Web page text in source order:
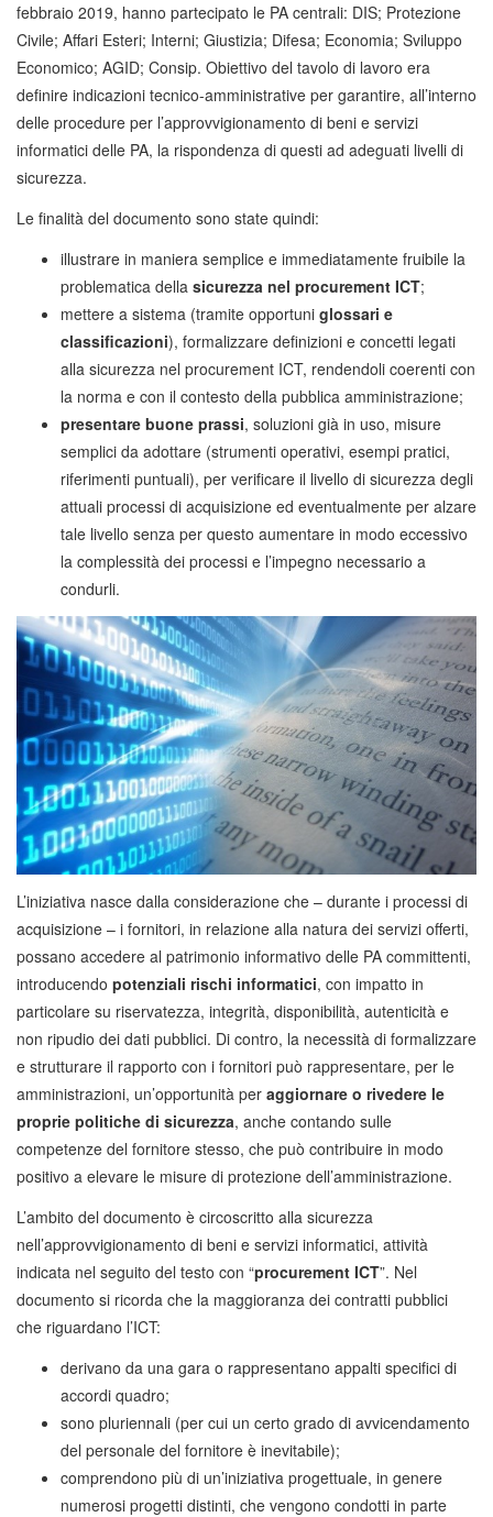
febbraio 2019, hanno partecipato le PA centrali: DIS; Protezione
Civile; Affari Esteri; Interni; Giustizia; Difesa; Economia; Sviluppo
Economico; AGID; Consip. Obiettivo del tavolo di lavoro era
definire indicazioni tecnico-amministrative per garantire, all’interno
delle procedure per l’approvvigionamento di beni e servizi
informatici delle PA, la rispondenza di questi ad adeguati livelli di
sicurezza.
Le finalità del documento sono state quindi:
illustrare in maniera semplice e immediatamente fruibile la
problematica della sicurezza nel procurement ICT;
mettere a sistema (tramite opportuni glossari e
classificazioni), formalizzare definizioni e concetti legati
alla sicurezza nel procurement ICT, rendendoli coerenti con
la norma e con il contesto della pubblica amministrazione;
presentare buone prassi, soluzioni già in uso, misure
semplici da adottare (strumenti operativi, esempi pratici,
riferimenti puntuali), per verificare il livello di sicurezza degli
attuali processi di acquisizione ed eventualmente per alzare
tale livello senza per questo aumentare in modo eccessivo
la complessità dei processi e l’impegno necessario a
condurli.
L’iniziativa nasce dalla considerazione che – durante i processi di
acquisizione – i fornitori, in relazione alla natura dei servizi offerti,
possano accedere al patrimonio informativo delle PA committenti,
introducendo potenziali rischi informatici, con impatto in
particolare su riservatezza, integrità, disponibilità, autenticità e
non ripudio dei dati pubblici. Di contro, la necessità di formalizzare
e strutturare il rapporto con i fornitori può rappresentare, per le
amministrazioni, un’opportunità per aggiornare o rivedere le
proprie politiche di sicurezza, anche contando sulle
competenze del fornitore stesso, che può contribuire in modo
positivo a elevare le misure di protezione dell’amministrazione.
L’ambito del documento è circoscritto alla sicurezza
nell’approvvigionamento di beni e servizi informatici, attività
indicata nel seguito del testo con “procurement ICT”. Nel
documento si ricorda che la maggioranza dei contratti pubblici
che riguardano l’ICT:
derivano da una gara o rappresentano appalti specifici di
accordi quadro;
sono pluriennali (per cui un certo grado di avvicendamento
del personale del fornitore è inevitabile);
comprendono più di un’iniziativa progettuale, in genere
numerosi progetti distinti, che vengono condotti in parte